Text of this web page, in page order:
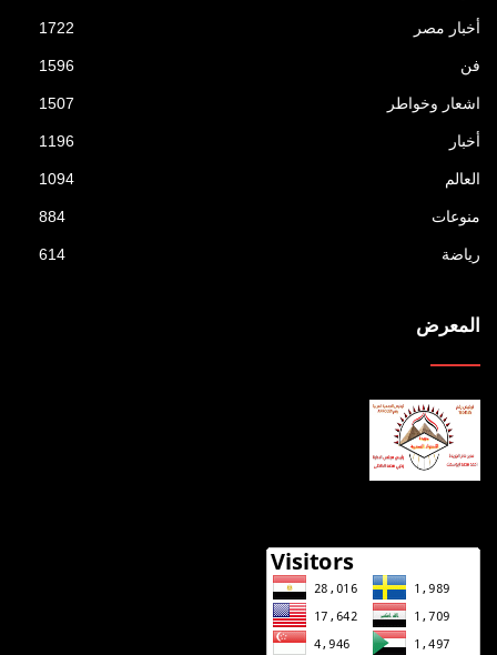
أخبار مصر 1722
فن 1596
اشعار وخواطر 1507
أخبار 1196
العالم 1094
منوعات 884
رياضة 614
المعرض